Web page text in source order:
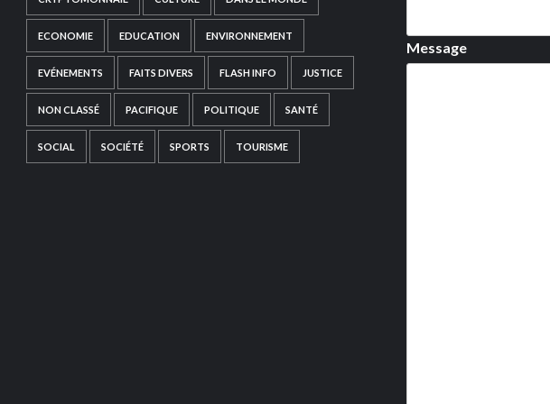
ECONOMIE EDUCATION ENVIRONNEMENT
EVÉNEMENTS FAITS DIVERS FLASH INFO JUSTICE
NON CLASSÉ PACIFIQUE POLITIQUE SANTÉ
SOCIAL SOCIÉTÉ SPORTS TOURISME
Message